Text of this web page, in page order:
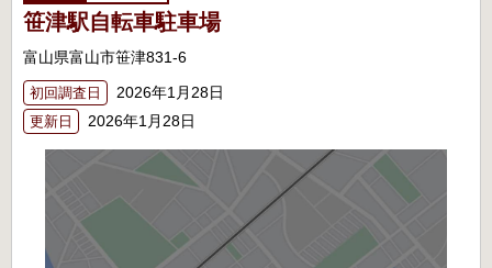
笹津駅自転車駐車場
富山県富山市笹津831-6
初回調査日 2026年1月28日
更新日 2026年1月28日